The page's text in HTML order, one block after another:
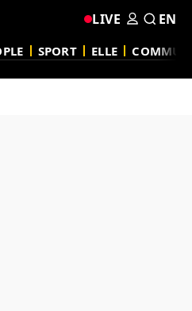
SPORT ELLE
LIVE EN